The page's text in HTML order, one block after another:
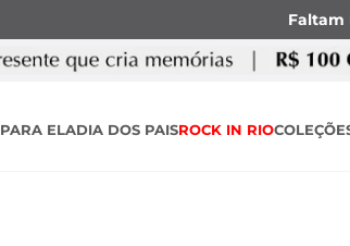
Faltam
PARA ELADIA DOS PAISROCK IN RIO